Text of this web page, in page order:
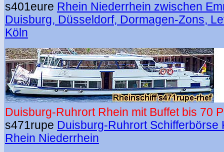
s401eure Rhein Niederrhein zwischen
Duisburg, Düsseldorf, Dormagen-Zons,
Köln
Duisburg-Ruhrort Rhein mit Buffet bis 70
s471rupe Duisburg-Ruhrort Schifferbörse
Rhein Niederrhein